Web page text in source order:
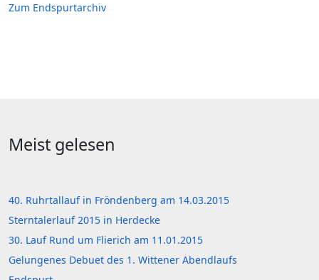
Zum Endspurtarchiv
Meist gelesen
40. Ruhrtallauf in Fröndenberg am 14.03.2015
Sterntalerlauf 2015 in Herdecke
30. Lauf Rund um Flierich am 11.01.2015
Gelungenes Debuet des 1. Wittener Abendlaufs